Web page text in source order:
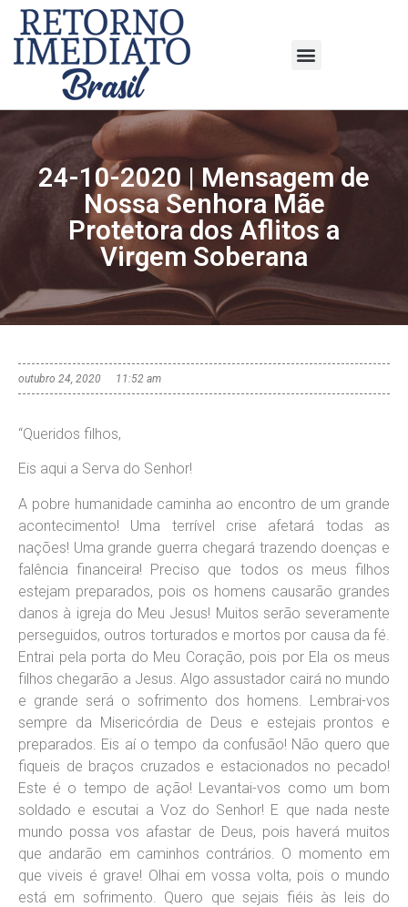
24-10-2020 | Mensagem de
Nossa Senhora Mãe
Protetora dos Aflitos a
Virgem Soberana
outubro 24, 2020 11:52 am
“Queridos filhos,
Eis aqui a Serva do Senhor!
A pobre humanidade caminha ao encontro de um grande
acontecimento! Uma terrível crise afetará todas as
nações! Uma grande guerra chegará trazendo doenças e
falência financeira! Preciso que todos os meus filhos
estejam preparados, pois os homens causarão grandes
danos à igreja do Meu Jesus! Muitos serão severamente
perseguidos, outros torturados e mortos por causa da fé.
Entrai pela porta do Meu Coração, pois por Ela os meus
filhos chegarão a Jesus. Algo assustador cairá no mundo
e grande será o sofrimento dos homens. Lembrai-vos
sempre da Misericórdia de Deus e estejais prontos e
preparados. Eis aí o tempo da confusão! Não quero que
fiqueis de braços cruzados e estacionados no pecado!
Este é o tempo de ação! Levantai-vos como um bom
soldado e escutai a Voz do Senhor! E que nada neste
mundo possa vos afastar de Deus, pois haverá muitos
que andarão em caminhos contrários. O momento em
que viveis é grave! Olhai em vossa volta, pois o mundo
está em sofrimento. Quero que sejais fiéis às leis do